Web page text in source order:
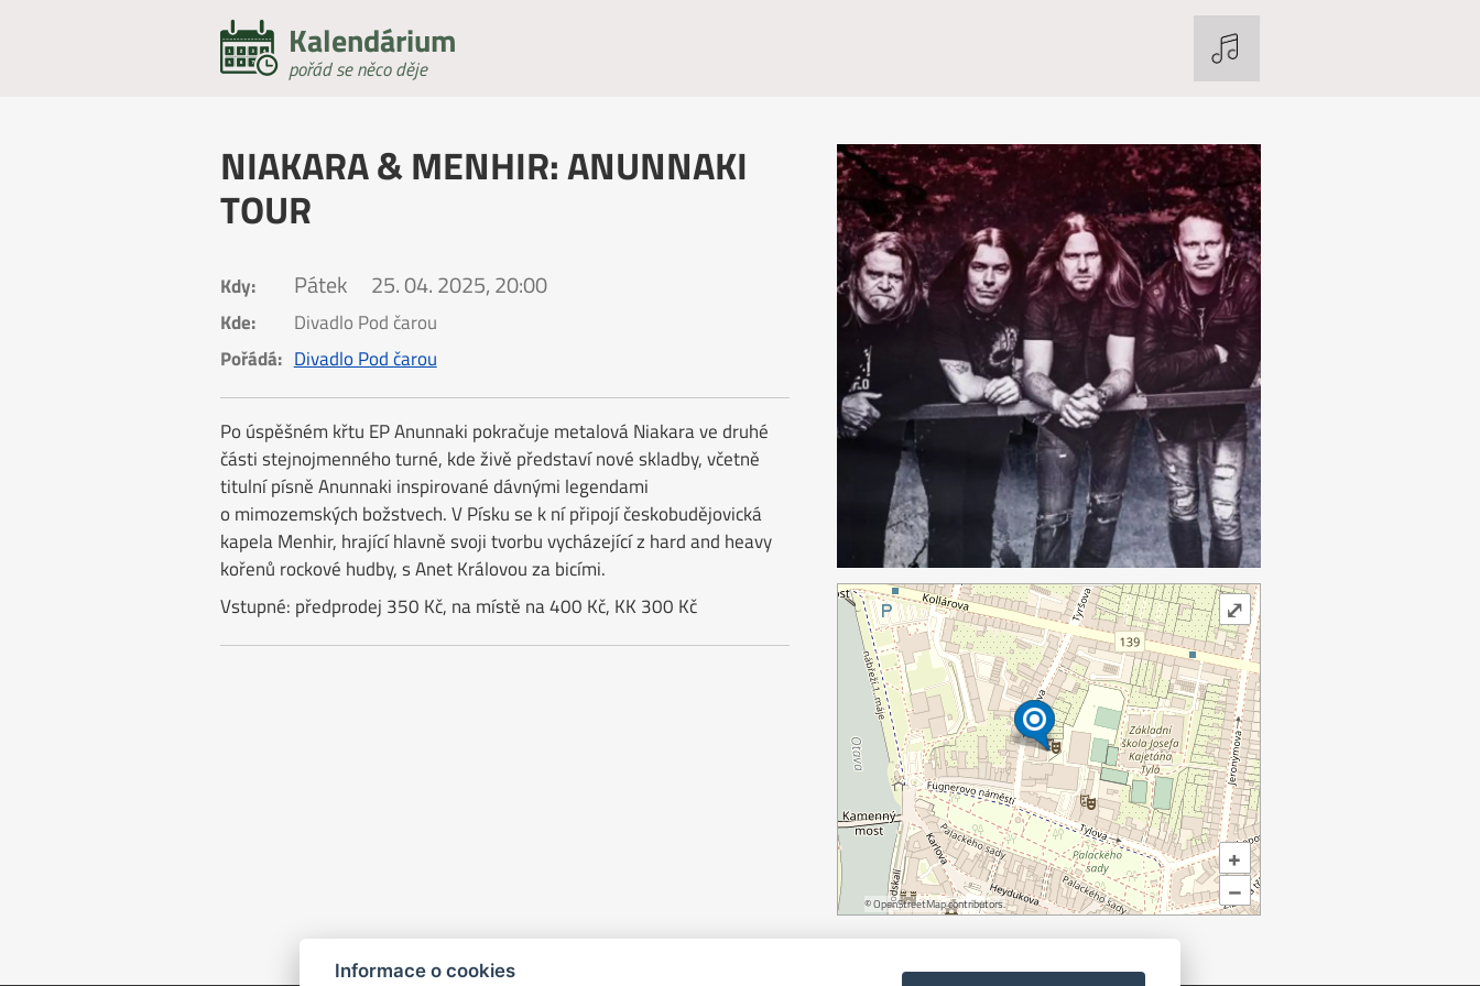
Kalendárium
pořád se něco děje
NIAKARA & MENHIR: ANUNNAKI
TOUR
Kdy: Pátek 25. 04. 2025, 20:00
Kde:
Divadlo Pod čarou
Pořádá: Divadlo Pod čarou
Po úspěšném křtu EP Anunnaki pokračuje metalová Niakara ve druhé
části stejnojmenného turné, kde živě představí nové skladby, včetně
titulní písně Anunnaki inspirované dávnými legendami
o mimozemských božstvech. V Písku se k ní připojí českobudějovická
kapela Menhir, hrající hlavně svoji tvorbu vycházející z hard and heavy
kořenů rockové hudby, s Anet Královou za bicími.
Vstupné: předprodej 350 Kč, na místě na 400 Kč, KK 300 Kč
+
–
©OpenStreetMapcontributors.
⤢
Informace o cookies